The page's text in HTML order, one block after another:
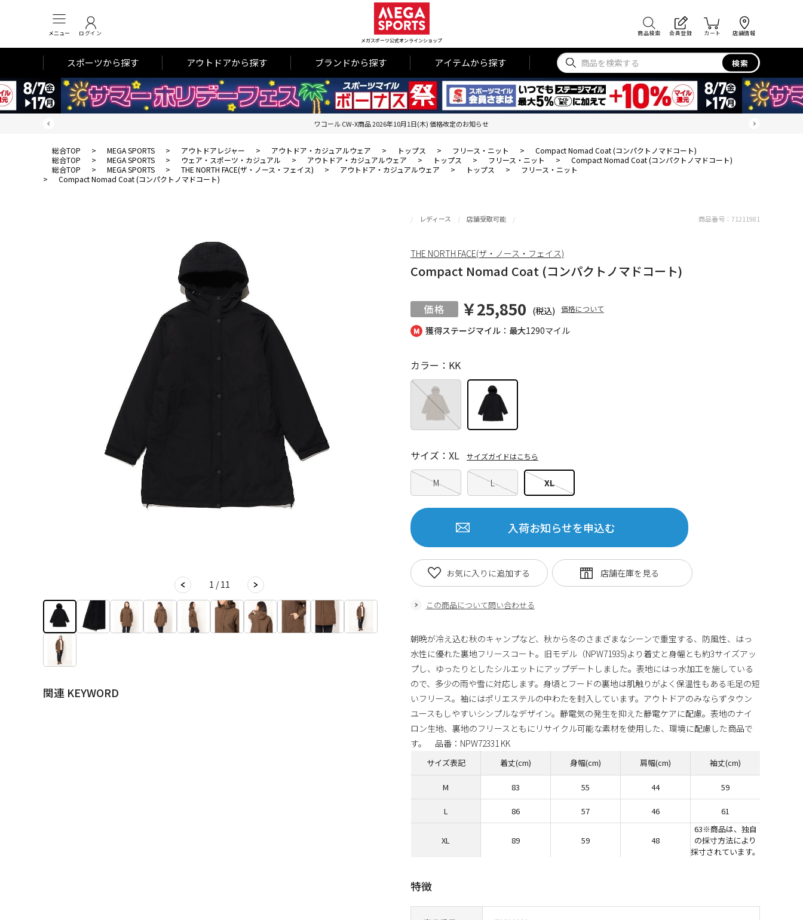
メニュー ログイン
メガスポーツ公式オンラインショップ
商品検索 会員登録 カート 店舗情報
スポーツから探す アウトドアから探す ブランドから探す アイテムから探す 検索
ワコール CW-X商品 2026年10月1日(木) 価格改定のお知らせ
総合TOP > MEGA SPORTS > アウトドアレジャー > アウトドア・カジュアルウェア > トップス > フリース・ニット >
Compact Nomad Coat (コンパクトノマドコート)
総合TOP
> MEGA SPORTS > ウェア・スポーツ・カジュアル > アウトドア・カジュアルウェア > トップス > フリース・ニット >
Compact Nomad Coat (コンパクトノマドコート)
総合TOP
> MEGA SPORTS > THE NORTH FACE(ザ・ノース・フェイス) > アウトドア・カジュアルウェア > トップス >
フリース・ニット
>
Compact Nomad Coat (コンパクトノマドコート)
1 / 11
関連 KEYWORD
獲得ステージマイル：最大1290マイル
レディース 店舗受取可能
Compact Nomad Coat (コンパクトノマドコート)
￥25,850 (税込) 価格について
カラー：KK
M L XL
サイズ：XL サイズガイドはこちら
入荷お知らせを申込む
この商品について問い合わせる
お気に入りに追加する
商品番号： 71211981
THE NORTH FACE(ザ・ノース・フェイス)
朝晩が冷え込む秋のキャンプなど、秋から冬のさまざまなシーンで重宝する、防風性、はっ
水性に優れた裏地フリースコート。旧モデル（NPW71935)より着丈と身幅とも約3サイズアッ
プし、ゆったりとしたシルエットにアップデートしました。表地にはっ水加工を施している
ので、多少の雨や雪に対応します。身頃とフードの裏地は肌触りがよく保温性もある毛足の短
いフリース。袖にはポリエステルの中わたを封入しています。アウトドアのみならずタウン
ユースもしやすいシンプルなデザイン。静電気の発生を抑えた静電ケアに配慮。表地のナイ
ロン生地、裏地のフリースともにリサイクル可能な素材を使用した、環境に配慮した商品で
す。 品番：NPW72331 KK
特徴
サイズ表記 着丈(cm) 身幅(cm) 肩幅(cm) 袖丈(cm)
M 83 55 44 59
L 86 57 46 61
XL 89 59 48
63※商品は、独自
の採寸方法により
採寸されています。